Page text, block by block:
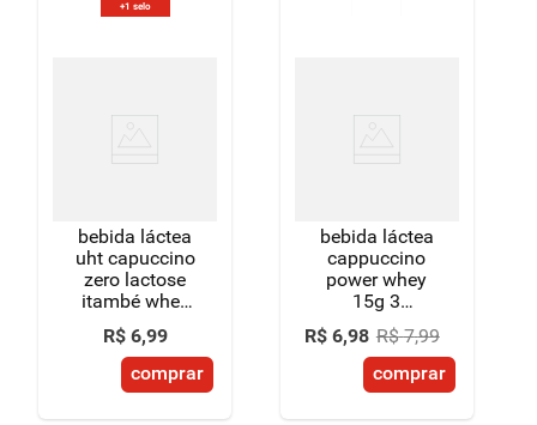
+1 selo
bebida láctea
uht capuccino
zero lactose
itambé whey
caixa 250ml
R$ 6,99
comprar
bebida láctea
cappuccino
power whey
15g 3
corações
260ml
R$ 6,98 R$ 7,99
comprar